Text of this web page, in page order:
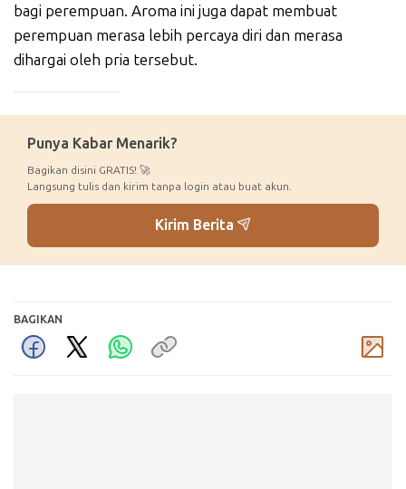
bagi perempuan. Aroma ini juga dapat membuat
perempuan merasa lebih percaya diri dan merasa
dihargai oleh pria tersebut.
Punya Kabar Menarik?
Bagikan disini GRATIS! 🚀
Langsung tulis dan kirim tanpa login atau buat akun.
Kirim Berita
BAGIKAN